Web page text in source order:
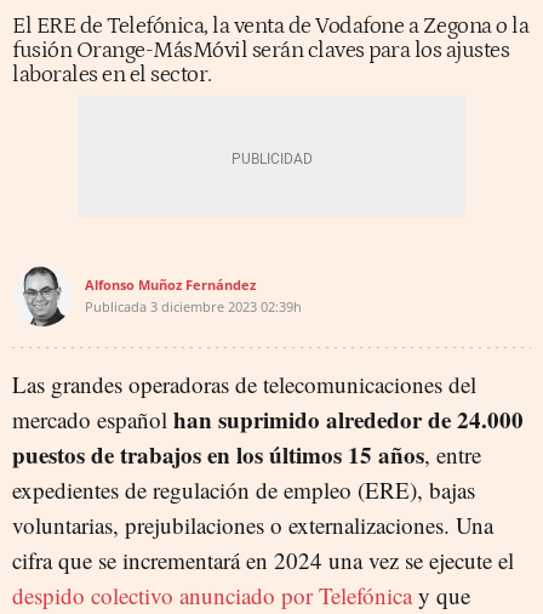
El ERE de Telefónica, la venta de Vodafone a Zegona o la
fusión Orange-MásMóvil serán claves para los ajustes
laborales en el sector.
Alfonso Muñoz Fernández
Publicada 3 diciembre 2023 02:39h
Las grandes operadoras de telecomunicaciones del
mercado español han suprimido alrededor de 24.000
puestos de trabajos en los últimos 15 años, entre
expedientes de regulación de empleo (ERE), bajas
voluntarias, prejubilaciones o externalizaciones. Una
cifra que se incrementará en 2024 una vez se ejecute el
despido colectivo anunciado por Telefónicay que